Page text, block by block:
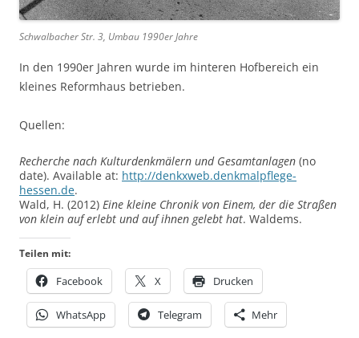
Schwalbacher Str. 3, Umbau 1990er Jahre
In den 1990er Jahren wurde im hinteren Hofbereich ein
kleines Reformhaus betrieben.
Quellen:
Recherche nach Kulturdenkmälern und Gesamtanlagen (no
date). Available at: http://denkxweb.denkmalpflege-
hessen.de.
Wald, H. (2012) Eine kleine Chronik von Einem, der die Straßen
von klein auf erlebt und auf ihnen gelebt hat. Waldems.
Teilen mit:
Facebook X Drucken
WhatsApp Telegram Mehr